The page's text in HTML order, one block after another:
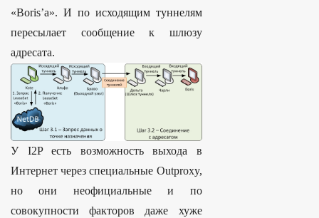
«Boris’а». И по исходящим туннелям
пересылает сообщение к шлюзу
адресата.
У I2P есть возможность выхода в
Интернет через специальные Outproxy,
но они неофициальные и по
совокупности факторов даже хуже